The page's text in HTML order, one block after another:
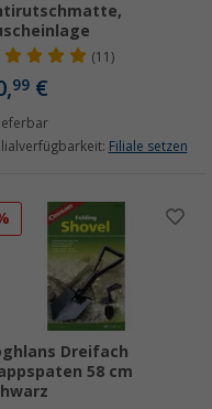
(11)
99 €
Filiale setzen
Dreifach
58 cm